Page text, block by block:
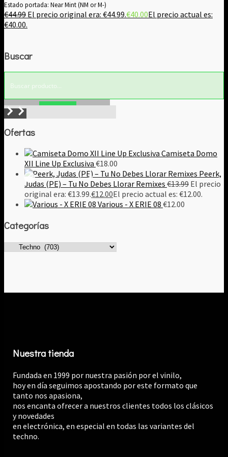
Estado portada: Near Mint (NM or M-)
€44.99 El precio original era: €44.99.€40.00El precio actual es:
€40.00.
Buscar
Ofertas
Camiseta Domo
XII Line Up Exclusiva €18.00
Peerk,
Judas (PE) – Tu No Debes Llorar Remixes €13.99 El precio
original era: €13.99.€12.00El precio actual es: €12.00.
Various - X ERIE 08 €12.00
Categorías
Nuestra tienda
Fundada en 1999 por nuestra pasión por el vinilo,
hoy en día seguimos apostando por este formato que
tanto nos apasiona,
nos encanta ofrecer a nuestros clientes todos los clásicos
y novedades
en electrónica, en especial en todas las variantes del
techno.